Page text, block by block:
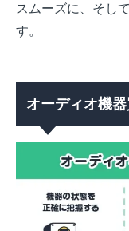
スムーズに、そし
す。
オーディオ機